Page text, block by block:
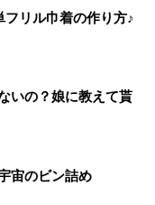
リル巾着の作り方♪
いの？娘に教えて貰
宙のビン詰め